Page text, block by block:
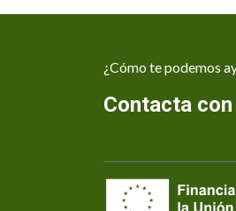
¿Cómo te podemos
Contacta